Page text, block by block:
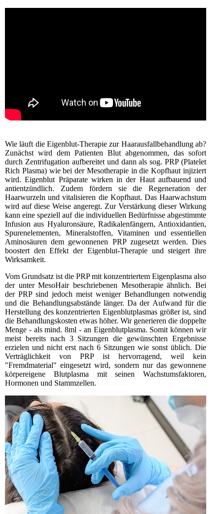
Wie läuft die Eigenblut-Therapie zur Haarausfallbehandlung ab?
Zunächst wird dem Patienten Blut abgenommen, das sofort
durch Zentrifugation aufbereitet und dann als sog. PRP (Platelet
Rich Plasma) wie bei der Mesotherapie in die Kopfhaut injiziert
wird. Eigenblut Präparate wirken in der Haut aufbauend und
antientzündlich. Zudem fördern sie die Regeneration der
Haarwurzeln und vitalisieren die Kopfhaut. Das Haarwachstum
wird auf diese Weise angeregt. Zur Verstärkung dieser Wirkung
kann eine speziell auf die individuellen Bedürfnisse abgestimmte
Infusion aus Hyaluronsäure, Radikalenfängern, Antioxidantien,
Spurenelementen, Mineralstoffen, Vitaminen und essentiellen
Aminosäuren dem gewonnenen PRP zugesetzt werden. Dies
boostert den Effekt der Eigenblut-Therapie und steigert ihre
Wirksamkeit.
Vom Grundsatz ist die PRP mit konzentriertem Eigenplasma also
der unter MesoHair beschriebenen Mesotherapie ähnlich. Bei
der PRP sind jedoch meist weniger Behandlungen notwendig
und die Behandlungsabstände länger. Da der Aufwand für die
Herstellung des konzentrierten Eigenblutplasmas größer ist, sind
die Behandlungskosten etwas höher. Wir generieren die doppelte
Menge - als mind. 8ml - an Eigenblutplasma. Somit können wir
meist bereits nach 3 Sitzungen die gewünschten Ergebnisse
erzielen und nicht erst nach 6 Sitzungen wie sonst üblich. Die
Verträglichkeit von PRP ist hervorragend, weil kein
"Fremdmaterial" eingesetzt wird, sondern nur das gewonnene
körpereigene Blutplasma mit seinen Wachstumsfaktoren,
Hormonen und Stammzellen.